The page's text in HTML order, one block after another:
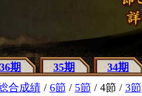
36期 35期 34期
合成績/ 6節 / 5節 / 4節 / 3節